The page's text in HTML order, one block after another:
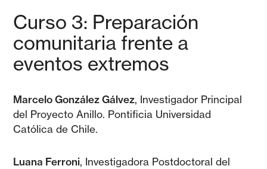
Curso 3: Preparación
comunitaria frente a
eventos extremos
Marcelo González Gálvez, Investigador Principal
del Proyecto Anillo. Pontificia Universidad
Católica de Chile.
Luana Ferroni, Investigadora Postdoctoral del